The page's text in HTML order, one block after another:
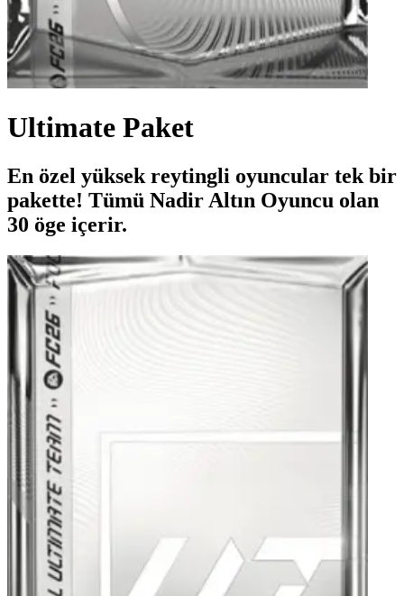
Ultimate Paket
En özel yüksek reytingli oyuncular tek bir
pakette! Tümü Nadir Altın Oyuncu olan
30 öge içerir.